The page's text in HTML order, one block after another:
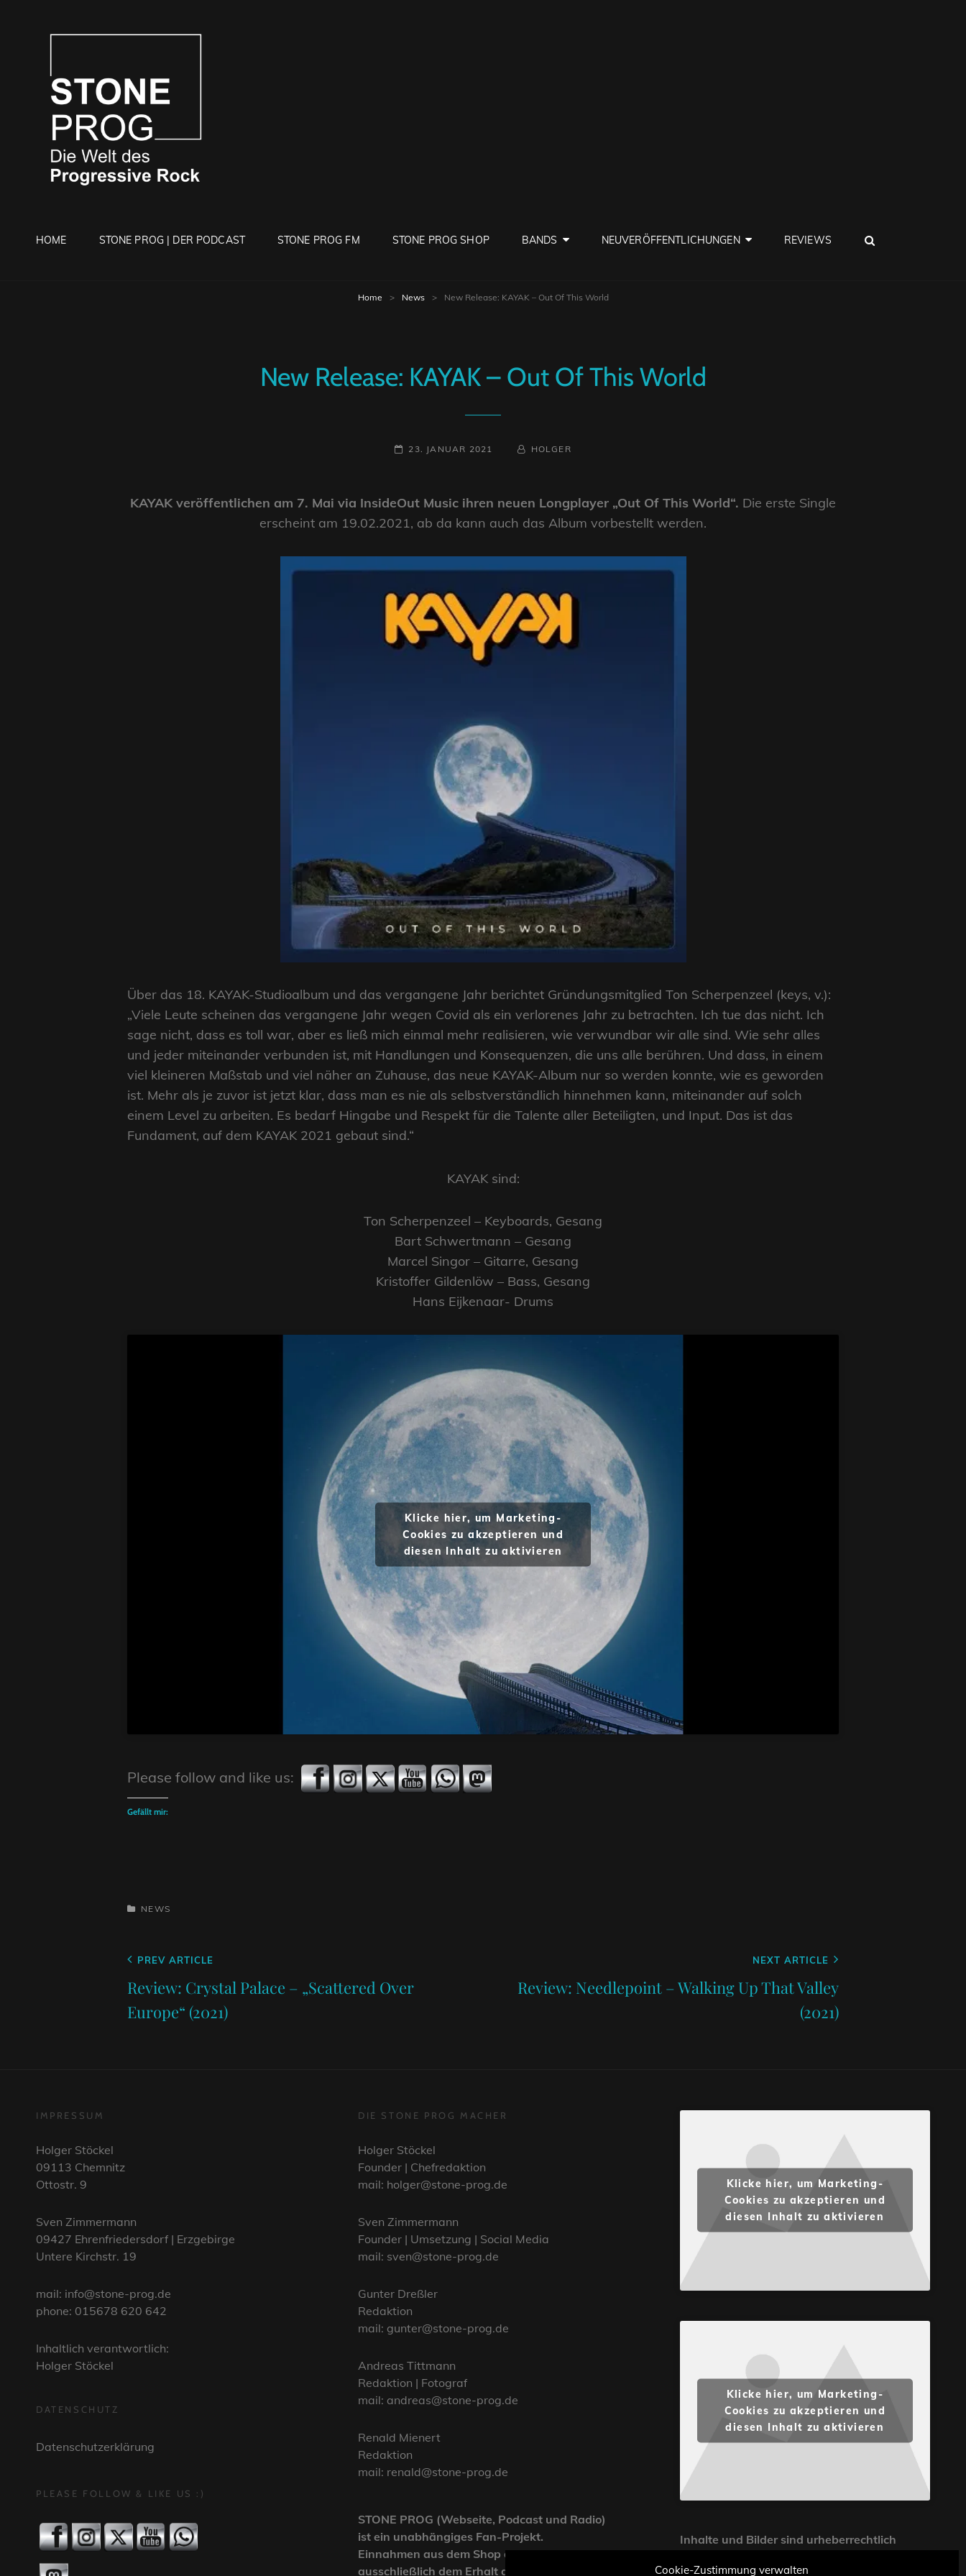
Cookie-Zustimmung verwalten
HOME STONE PROG | DER PODCAST STONE PROG FM STONE PROG SHOP BANDS NEUVERÖFFENTLICHUNGEN REVIEWS
Home > News > New Release: KAYAK – Out Of This World
New Release: KAYAK – Out Of This World
POSTED-
23. JANUAR 2021
BY
BYLINE
HOLGER
KAYAK veröffentlichen am 7. Mai via InsideOut Music ihren neuen Longplayer „Out Of This World“. Die erste Single
erscheint am 19.02.2021, ab da kann auch das Album vorbestellt werden.
Über das 18. KAYAK-Studioalbum und das vergangene Jahr berichtet Gründungsmitglied Ton Scherpenzeel (keys, v.):
„Viele Leute scheinen das vergangene Jahr wegen Covid als ein verlorenes Jahr zu betrachten. Ich tue das nicht. Ich
sage nicht, dass es toll war, aber es ließ mich einmal mehr realisieren, wie verwundbar wir alle sind. Wie sehr alles
und jeder miteinander verbunden ist, mit Handlungen und Konsequenzen, die uns alle berühren. Und dass, in einem
viel kleineren Maßstab und viel näher an Zuhause, das neue KAYAK-Album nur so werden konnte, wie es geworden
ist. Mehr als je zuvor ist jetzt klar, dass man es nie als selbstverständlich hinnehmen kann, miteinander auf solch
einem Level zu arbeiten. Es bedarf Hingabe und Respekt für die Talente aller Beteiligten, und Input. Das ist das
Fundament, auf dem KAYAK 2021 gebaut sind.“
KAYAK sind:
Ton Scherpenzeel – Keyboards, Gesang
Bart Schwertmann – Gesang
Marcel Singor – Gitarre, Gesang
Kristoffer Gildenlöw – Bass, Gesang
Hans Eijkenaar- Drums
Klicke hier, um Marketing-
Cookies zu akzeptieren und
diesen Inhalt zu aktivieren
Please follow and like us:
Gefällt mir:
CATEGORIES
NEWS
Beitragsnavigation
Previous
Post
PREV ARTICLE
Review: Crystal Palace – „Scattered Over
Europe“ (2021)
Post
NEXT ARTICLE
Review: Needlepoint – Walking Up That Valley
(2021)
IMPRESSUM
Holger Stöckel
09113 Chemnitz
Ottostr. 9
Sven Zimmermann
09427 Ehrenfriedersdorf | Erzgebirge
Untere Kirchstr. 19
mail: info@stone-prog.de
phone: 015678 620 642
Inhaltlich verantwortlich:
Holger Stöckel
DATENSCHUTZ
Datenschutzerklärung
PLEASE FOLLOW & LIKE US :)
DIE STONE PROG MACHER
Holger Stöckel
Founder | Chefredaktion
mail: holger@stone-prog.de
Sven Zimmermann
Founder | Umsetzung | Social Media
mail: sven@stone-prog.de
Gunter Dreßler
Redaktion
mail: gunter@stone-prog.de
Andreas Tittmann
Redaktion | Fotograf
mail: andreas@stone-prog.de
Renald Mienert
Redaktion
mail: renald@stone-prog.de
STONE PROG (Webseite, Podcast und Radio)
ist ein unabhängiges Fan-Projekt.
Einnahmen aus dem Shop dienen
ausschließlich dem Erhalt der Webseite und
Klicke hier, um Marketing-
Cookies zu akzeptieren und
diesen Inhalt zu aktivieren
Klicke hier, um Marketing-
Cookies zu akzeptieren und
diesen Inhalt zu aktivieren
Inhalte und Bilder sind urheberrechtlich